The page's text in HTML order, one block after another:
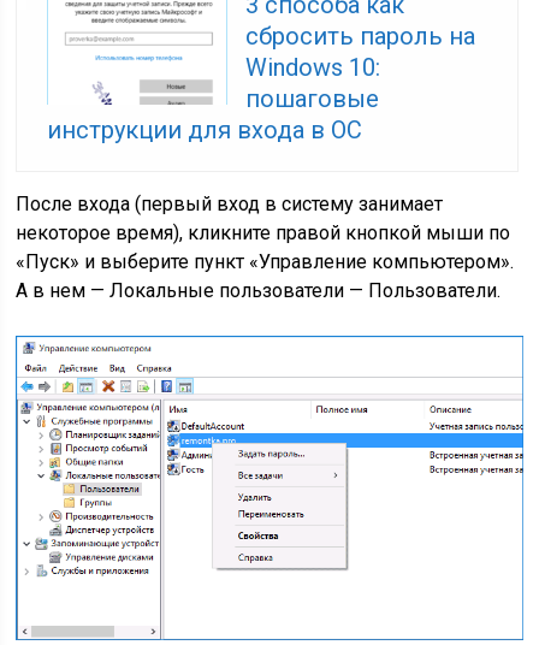
сбросить пароль на
Windows 10:
пошаговые
инструкции для входа в ОС
После входа (первый вход в систему занимает
некоторое время), кликните правой кнопкой мыши по
«Пуск» и выберите пункт «Управление компьютером».
А в нем — Локальные пользователи — Пользователи.